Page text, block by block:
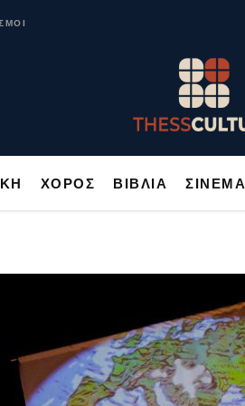
ΧΟΡΟΣ ΒΙΒΛΙΑ ΣΙΝΕΜΑ